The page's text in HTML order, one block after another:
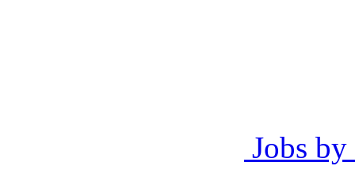
Jobs by